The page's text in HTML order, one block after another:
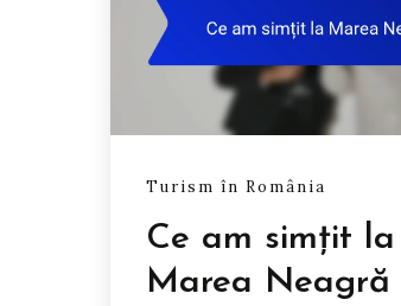
Turism în România
Ce am simțit la
Marea Neagră